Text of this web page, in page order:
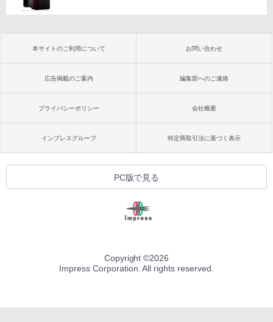
本サイトのご利用について お問い合わせ
広告掲載のご案内 編集部へのご連絡
プライバシーポリシー 会社概要
インプレスグループ 特定商取引法に基づく表示
PC版で見る
Copyright ©2026
Impress Corporation. All rights reserved.